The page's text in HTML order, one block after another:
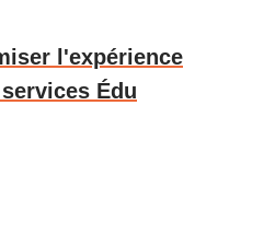
l'expérience
Édu